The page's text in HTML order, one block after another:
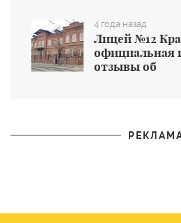
4 года назад
Лицей №12
официальная
отзывы об